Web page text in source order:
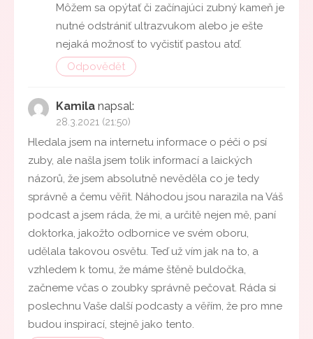
Môžem sa opýtať či začínajúci zubný kameň je
nutné odstrániť ultrazvukom alebo je ešte
nejaká možnosť to vyčistiť pastou atď.
Odpovědět
Kamila napsal:
28.3.2021 (21:50)
Hledala jsem na internetu informace o péči o psí
zuby, ale našla jsem tolik informací a laických
názorů, že jsem absolutně nevěděla co je tedy
správně a čemu věřit. Náhodou jsou narazila na Váš
podcast a jsem ráda, že mi, a určitě nejen mě, paní
doktorka, jakožto odbornice ve svém oboru,
udělala takovou osvětu. Teď už vím jak na to, a
vzhledem k tomu, že máme štěně buldočka,
začneme včas o zoubky správně pečovat. Ráda si
poslechnu Vaše další podcasty a věřím, že pro mne
budou inspirací, stejně jako tento.